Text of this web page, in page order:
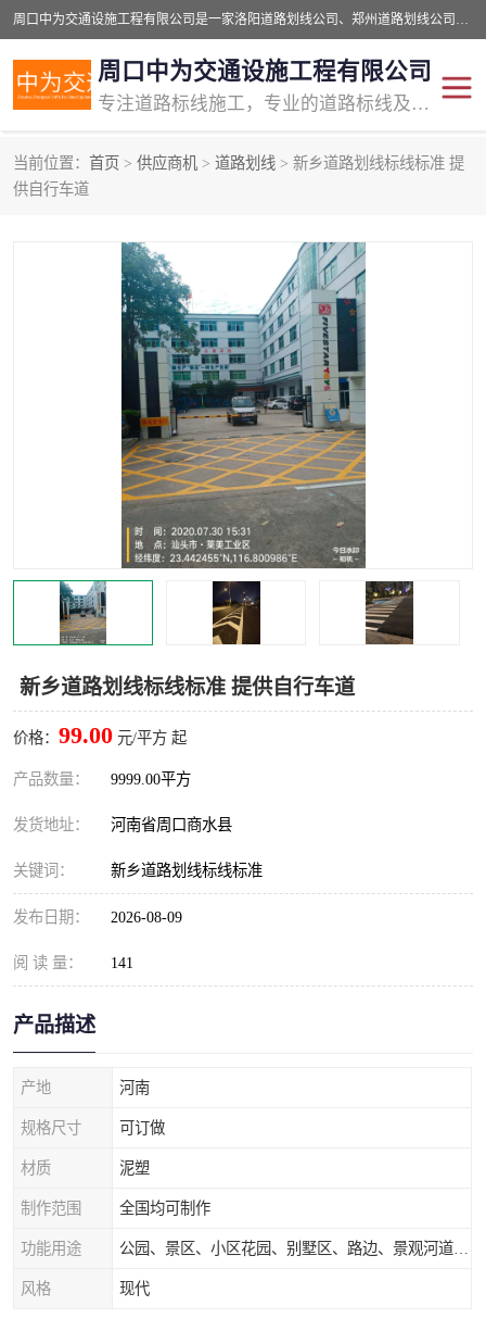
周口中为交通设施工程有限公司是一家洛阳道路划线公司、郑州道路划线公司、平顶山道路车位划线公司、开封车位划线公司、许昌道路车位划线公司、漯河道路车位划线公司，公司始终坚持“诚信、匠心、专注”的宗旨；我们的经营理念是：的服务。
周口中为交通设施工程有限公司
专注道路标线施工，专业的道路标线及交通设施施工服务商!
当前位置： 首页 > 供应商机 > 道路划线 > 新乡道路划线标线标准 提
供自行车道
新乡道路划线标线标准 提供自行车道
价格： 99.00 元/平方 起
产品数量： 9999.00平方
发货地址： 河南省周口商水县
关键词： 新乡道路划线标线标准
发布日期： 2026-08-09
阅 读 量： 141
产品描述
产地 河南
规格尺寸 可订做
材质 泥塑
制作范围 全国均可制作
功能用途
风格 现代
交通道路标线
道路标线划线 马路标线
道路划线